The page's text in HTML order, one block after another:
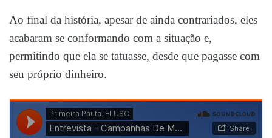
Ao final da história, apesar de ainda contrariados, eles
acabaram se conformando com a situação e,
permitindo que ela se tatuasse, desde que pagasse com
seu próprio dinheiro.